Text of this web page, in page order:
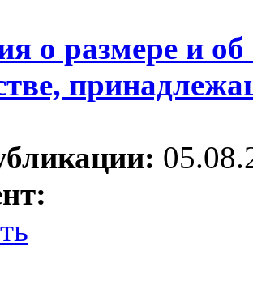
о размере и